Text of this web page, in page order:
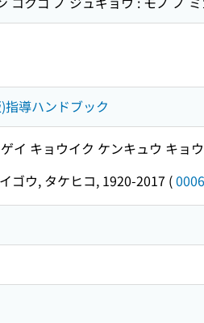
導ハンドブック
イ キョウイク ケンキュウ キョ
ゴウ, タケヒコ, 1920-2017 (